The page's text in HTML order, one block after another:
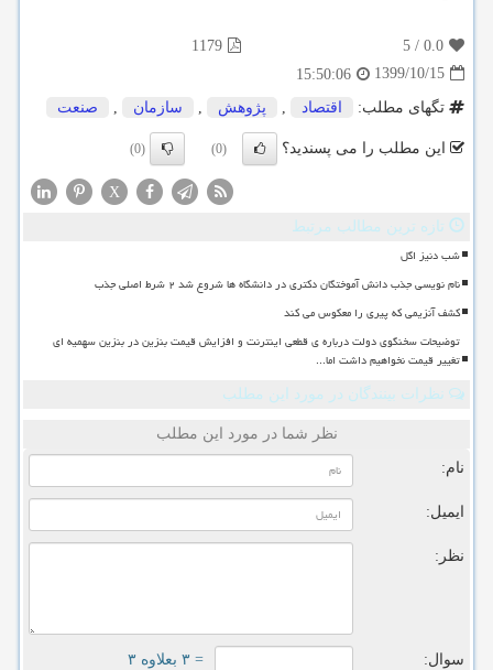
0.0
/
5
1179
1399/10/15
15:50:06
تگهای مطلب:
اقتصاد پژوهش سازمان صنعت
این مطلب را می پسندید؟ (0)
(0)
X
تازه ترین مطالب مرتبط
شب دنیز اگل
نام نویسی جذب دانش آموختگان دکتری در دانشگاه ها شروع شد ۲ شرط اصلی جذب
کشف آنزیمی که پیری را معکوس می کند
توضیحات سخنگوی دولت درباره ی قطعی اینترنت و افزایش قیمت بنزین در بنزین سهمیه ای
تغییر قیمت نخواهیم داشت اما...
نظرات بینندگان در مورد این مطلب
نظر شما در مورد این مطلب
نام:
ایمیل:
نظر:
سوال: = ۳ بعلاوه ۳